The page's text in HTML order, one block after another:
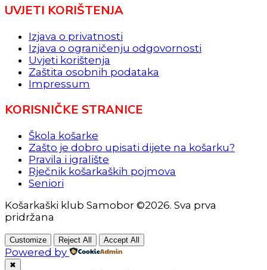
UVJETI KORIŠTENJA
Izjava o privatnosti
Izjava o ograničenju odgovornosti
Uvjeti korištenja
Zaštita osobnih podataka
Impressum
KORISNIČKE STRANICE
Škola košarke
Zašto je dobro upisati dijete na košarku?
Pravila i igralište
Rječnik košarkaških pojmova
Seniori
Košarkaški klub Samobor ©2026. Sva prva
pridržana
Customize Reject All Accept All
Powered by
✖